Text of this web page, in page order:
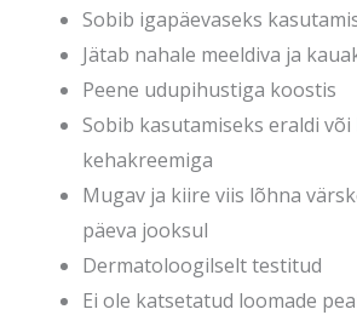
Sobib igapäevaseks
Jätab nahale meeldiva ja
Peene udupihustiga koostis
Sobib kasutamiseks eraldi või
kehakreemiga
Mugav ja kiire viis lõhna
päeva jooksul
Dermatoloogilselt testitud
Ei ole katsetatud loomade